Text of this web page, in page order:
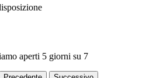
aperti 5 giorni su 7